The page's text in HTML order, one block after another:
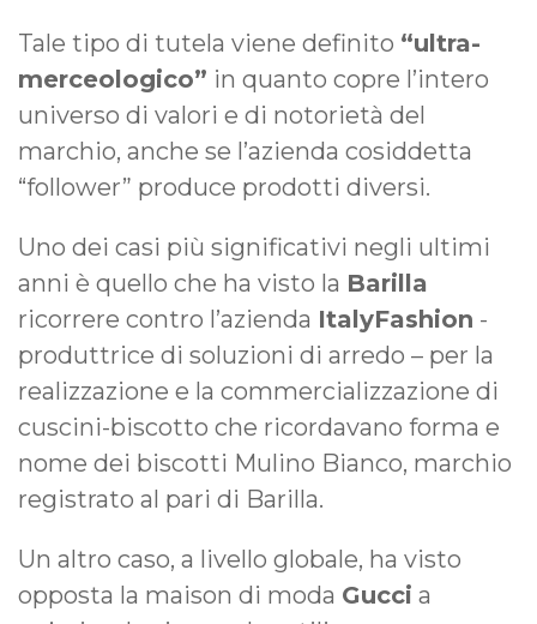
Tale tipo di tutela viene definito “ultra-
merceologico” in quanto copre l’intero
universo di valori e di notorietà del
marchio, anche se l’azienda cosiddetta
“follower” produce prodotti diversi.
Uno dei casi più significativi negli ultimi
anni è quello che ha visto la Barilla
ricorrere contro l’azienda ItalyFashion -
produttrice di soluzioni di arredo – per la
realizzazione e la commercializzazione di
cuscini-biscotto che ricordavano forma e
nome dei biscotti Mulino Bianco, marchio
registrato al pari di Barilla.
Un altro caso, a livello globale, ha visto
opposta la maison di moda Gucci a